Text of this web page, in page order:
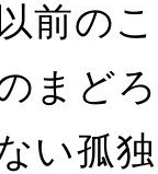
前の
まど
い孤